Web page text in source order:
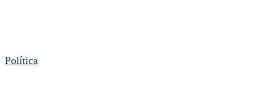
Política